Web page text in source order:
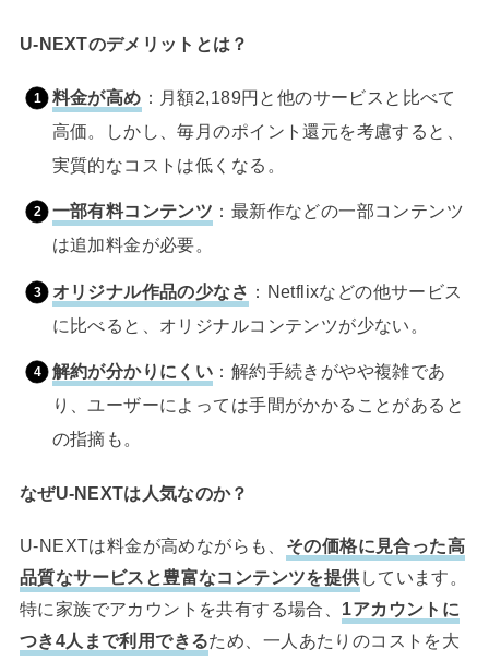
U-NEXTのデメリットとは？
料金が高め ：月額2,189円と他のサービスと比べて
高価。しかし、毎月のポイント還元を考慮すると、
実質的なコストは低くなる。
一部有料コンテンツ ：最新作などの一部コンテンツ
は追加料金が必要。
オリジナル作品の少なさ ：Netflixなどの他サービス
に比べると、オリジナルコンテンツが少ない。
解約が分かりにくい ：解約手続きがやや複雑であ
り、ユーザーによっては手間がかかることがあると
の指摘も。
なぜU-NEXTは人気なのか？
U-NEXTは料金が高めながらも、 その価格に見合った高
品質なサービスと豊富なコンテンツを提供 しています。
特に家族でアカウントを共有する場合、 1アカウントに
つき4人まで利用できるため、一人あたりのコストを大